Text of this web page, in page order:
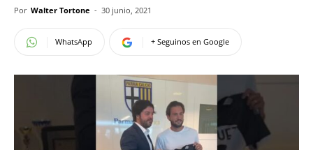
Por Walter Tortone - 30 junio, 2021
WhatsApp + Seguinos en Google